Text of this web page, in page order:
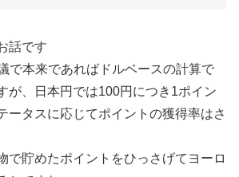
話です
で本来であればドルベースの計算で
が、日本円では100円につき1ポイン
ータスに応じてポイントの獲得率はさ
で貯めたポイントをひっさげてヨーロ